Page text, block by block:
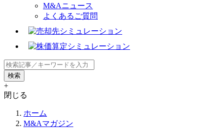
M&Aニュース
よくあるご質問
+
閉じる
ホーム
M&Aマガジン